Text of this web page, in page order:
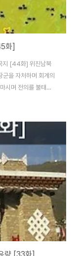
화]
지 [44화] 위진남북
을 자처하며 회계의
시며 전의를 불태웠
물속에 집어 던져
이렇지 않다) 당시
부에 손은을 추종하
다. 은중감 휘하에 있
군에게 금세 궤멸한